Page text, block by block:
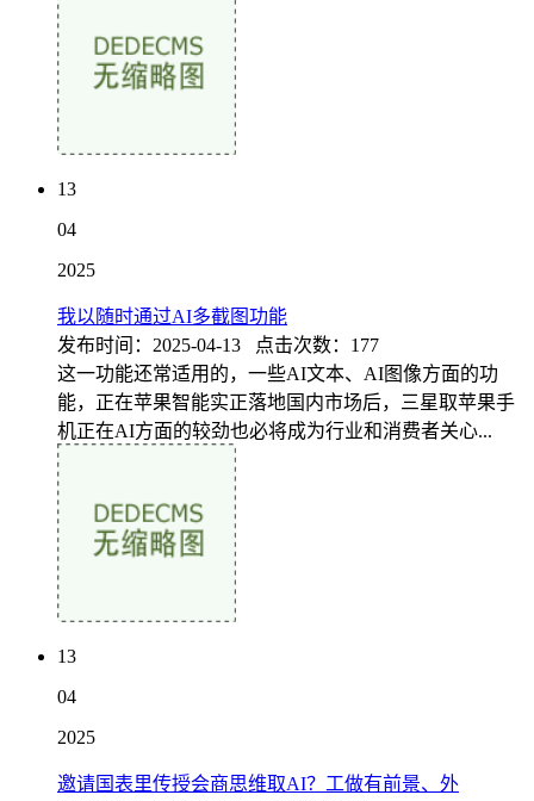
13
04
2025
我以随时通过AI多截图功能
发布时间：2025-04-13 点击次数：177
这一功能还常适用的，一些AI文本、AI图像方面的功
能，正在苹果智能实正落地国内市场后，三星取苹果手
机正在AI方面的较劲也必将成为行业和消费者关心...
13
04
2025
邀请国表里传授会商思维取AI？工做有前景、外